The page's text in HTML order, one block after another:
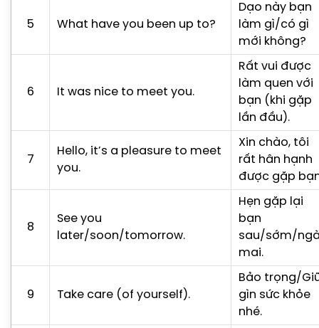
5 What have you been up to?
Dạo này bạn
làm gì/có gì
mới không?
6 It was nice to meet you.
Rất vui được
làm quen với
bạn (khi gặp
lần đầu).
7
Hello, it’s a pleasure to meet
you.
Xin chào, tôi
rất hân hạnh
được gặp
8
See you
later/soon/tomorrow.
Hẹn gặp lại
bạn
sau/sớm/
mai.
9 Take care (of yourself).
Bảo trọng/
gìn sức khỏe
nhé.